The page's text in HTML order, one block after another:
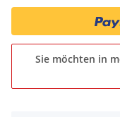
Sie möchten in